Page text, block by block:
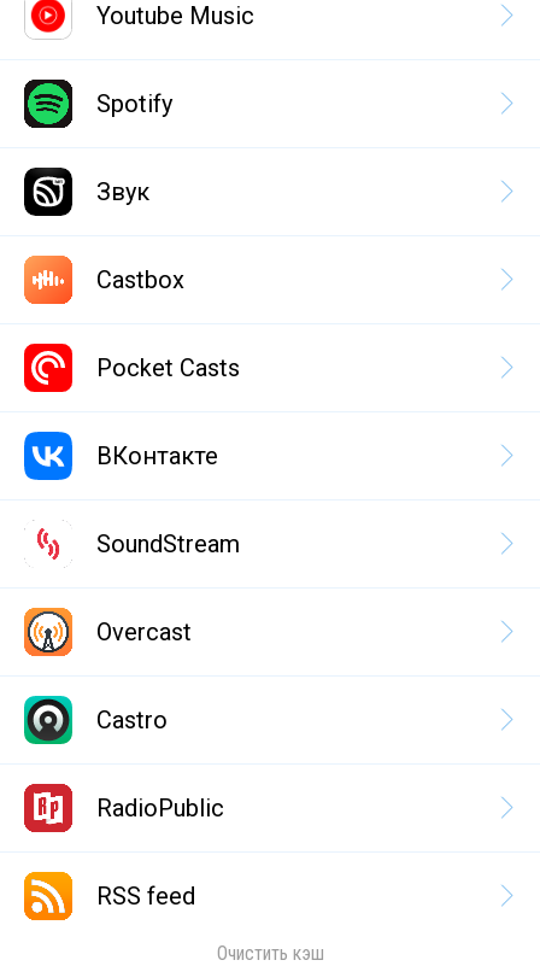
Youtube Music
Spotify
Звук
Castbox
Pocket Casts
ВКонтакте
SoundStream
Overcast
Castro
RadioPublic
RSS feed
Очистить кэш